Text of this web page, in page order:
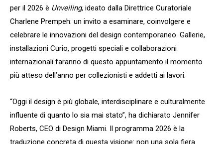
per il 2026 è Unveiling, ideato dalla Direttrice Curatoriale
Charlene Prempeh: un invito a esaminare, coinvolgere e
celebrare le innovazioni del design contemporaneo. Gallerie,
installazioni Curio, progetti speciali e collaborazioni
internazionali faranno di questo appuntamento il momento
più atteso dell’anno per collezionisti e addetti ai lavori.
“Oggi il design è più globale, interdisciplinare e culturalmente
influente di quanto lo sia mai stato”, ha dichiarato Jennifer
Roberts, CEO di Design Miami. Il programma 2026 è la
traduzione concreta di questa visione: non una sola fiera